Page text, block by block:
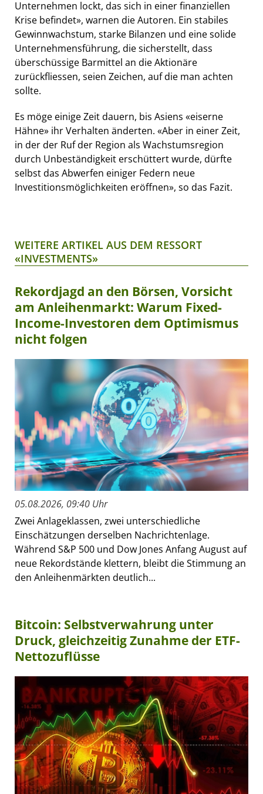
Unternehmen lockt, das sich in einer finanziellen
Krise befindet», warnen die Autoren. Ein stabiles
Gewinnwachstum, starke Bilanzen und eine solide
Unternehmensführung, die sicherstellt, dass
überschüssige Barmittel an die Aktionäre
zurückfliessen, seien Zeichen, auf die man achten
sollte.
Es möge einige Zeit dauern, bis Asiens «eiserne
Hähne» ihr Verhalten änderten. «Aber in einer Zeit,
in der der Ruf der Region als Wachstumsregion
durch Unbeständigkeit erschüttert wurde, dürfte
selbst das Abwerfen einiger Federn neue
Investitionsmöglichkeiten eröffnen», so das Fazit.
WEITERE ARTIKEL AUS DEM RESSORT
«INVESTMENTS»
Rekordjagd an den Börsen, Vorsicht
am Anleihenmarkt: Warum Fixed-
Income-Investoren dem Optimismus
nicht folgen
05.08.2026, 09:40 Uhr
Zwei Anlageklassen, zwei unterschiedliche
Einschätzungen derselben Nachrichtenlage.
Während S&P 500 und Dow Jones Anfang August auf
neue Rekordstände klettern, bleibt die Stimmung an
den Anleihenmärkten deutlich...
Bitcoin: Selbstverwahrung unter
Druck, gleichzeitig Zunahme der ETF-
Nettozuflüsse